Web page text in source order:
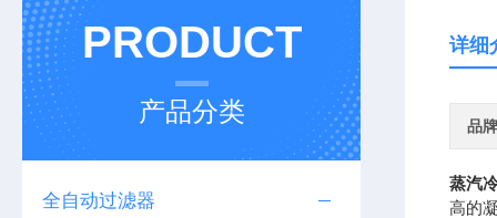
PRODUCT
产品分类
全自动过滤器
详细
品牌
蒸汽
高的